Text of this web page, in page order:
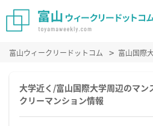
富山ウィークリードットコム 富山国際
大学近く/富山国際大学周辺のマン
クリーマンション情報